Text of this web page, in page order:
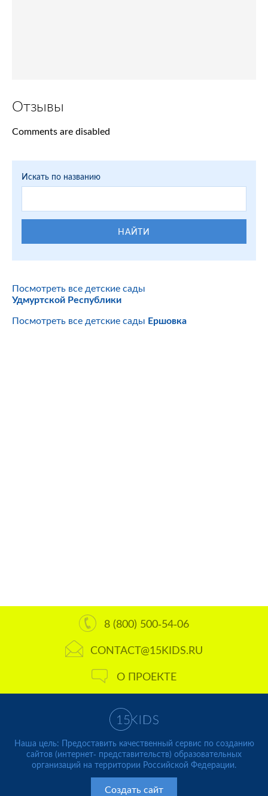
Отзывы
Comments are disabled
Искать по названию
НАЙТИ
Посмотреть все детские сады
Удмуртской Республики
Посмотреть все детские сады Ершовка
8 (800) 500-54-06
CONTACT@15KIDS.RU
О ПРОЕКТЕ
Наша цель: Предоставить качественный сервис по созданию
сайтов (интернет- представительств) образовательных
организаций на территории Российской Федерации.
Создать сайт